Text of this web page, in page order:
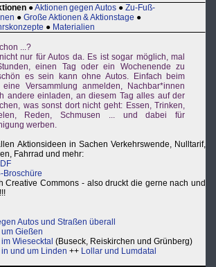
●Aktionen gegen Autos ● Zu-Fuß-
● Große Aktionen & Aktionstage ●
● Materialien
...?
nur für Autos da. Es ist sogar möglich, mal
einen Tag oder ein Wochenende zu
es sein kann ohne Autos. Einfach beim
eine Versammlung anmelden, Nachbar*innen
andere einladen, an diesem Tag alles auf der
was sonst dort nicht geht: Essen, Trinken,
Reden, Schmusen ... und dabei für
werben.
Aktionsideen in Sachen Verkehrswende, Nulltarif,
Fahrrad und mehr:
Broschüre
Creative Commons - also druckt die gerne nach und
Autos und Straßen überall
Gießen
Wiesecktal (Buseck, Reiskirchen und Grünberg)
in und um Linden ++ Lollar und Lumdatal